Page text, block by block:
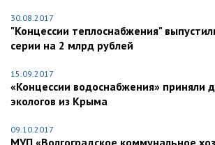
30.08.2017
"Концессии теплоснабжения"
серии на 2 млрд рублей
15.09.2017
«Концессии водоснабжения» приняли
экологов из Крыма
09.10.2017